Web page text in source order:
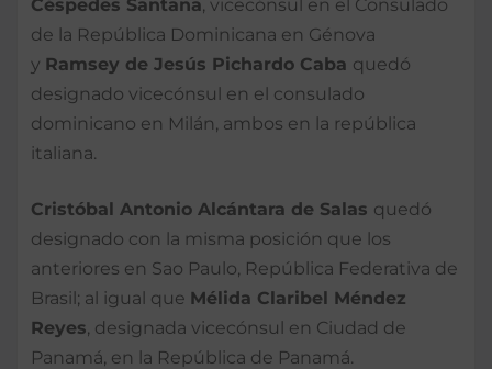
Céspedes Santana, vicecónsul en el Consulado
de la República Dominicana en Génova
y Ramsey de Jesús Pichardo Caba quedó
designado vicecónsul en el consulado
dominicano en Milán, ambos en la república
italiana.
Cristóbal Antonio Alcántara de Salas quedó
designado con la misma posición que los
anteriores en Sao Paulo, República Federativa de
Brasil; al igual que Mélida Claribel Méndez
Reyes, designada vicecónsul en Ciudad de
Panamá, en la República de Panamá.